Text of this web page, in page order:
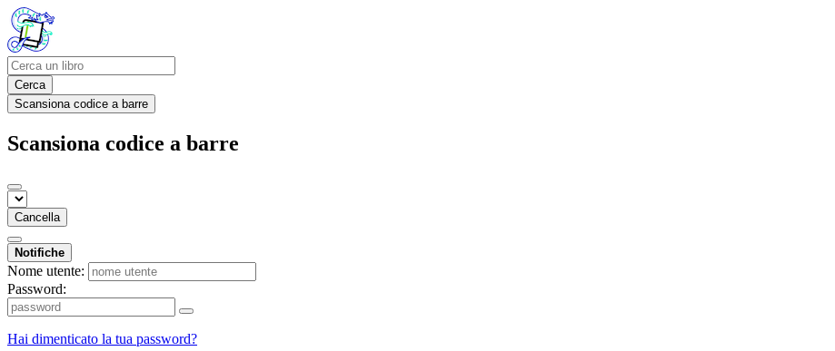
Cerca
Scansiona codice a barre
Scansiona codice a barre
Cancella
Notifiche
Nome utente:
Password:
Hai dimenticato la tua password?